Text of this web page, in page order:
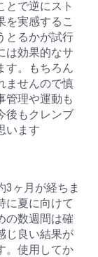
とで逆にスト
を実感するこ
とるかが試行
は効果的なサ
す。もちろん
ませんので慎
管理や運動も
後もクレンブ
います
3ヶ月が経ちま
に夏に向けて
の数週間は確
じ良い結果が
。使用してか